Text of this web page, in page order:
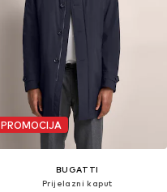
PROMOCIJA
BUGATTI
Prijelazni kaput